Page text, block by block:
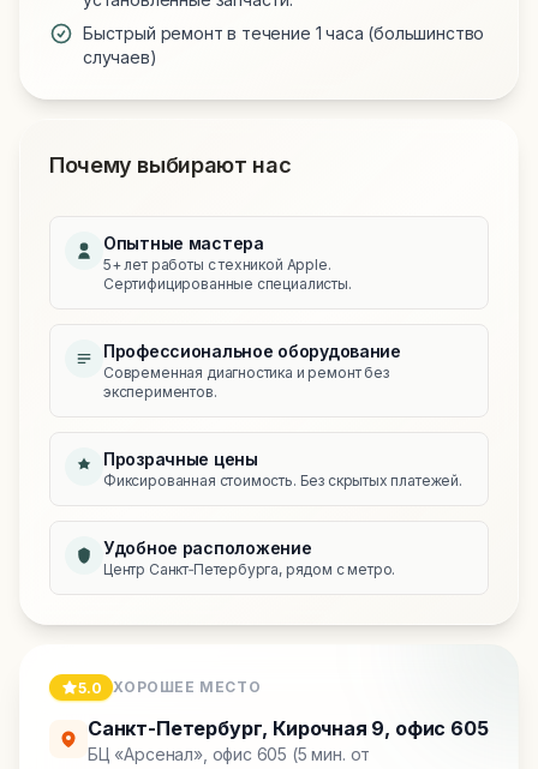
Быстрый ремонт в течение 1 часа (большинство
случаев)
Почему выбирают нас
Опытные мастера
5+ лет работы с техникой Apple.
Сертифицированные специалисты.
Профессиональное оборудование
Современная диагностика и ремонт без
экспериментов.
Прозрачные цены
Фиксированная стоимость. Без скрытых платежей.
Удобное расположение
Центр Санкт‑Петербурга, рядом с метро.
5.0 ХОРОШЕЕ МЕСТО
Санкт-Петербург, Кирочная 9, офис 605
БЦ «Арсенал», офис 605 (5 мин. от